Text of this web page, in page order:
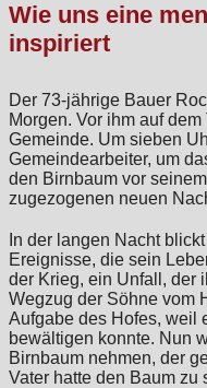
Wie uns eine
inspiriert
Der 73-jährige Bauer
Morgen. Vor ihm auf
Gemeinde. Um sieben
Gemeindearbeiter, um
den Birnbaum vor
zugezogenen neuen
In der langen Nacht
Ereignisse, die sein
der Krieg, ein Unfall, der
Wegzug der Söhne vom
Aufgabe des Hofes, weil
bewältigen konnte. Nun
Birnbaum nehmen, der
Vater hatte den Baum zu